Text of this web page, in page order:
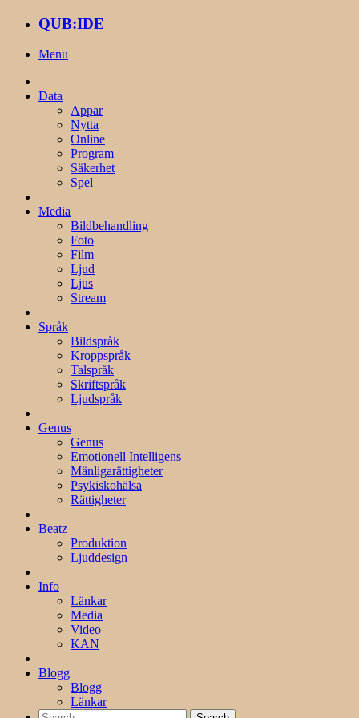
QUB:IDE
Menu
Data
Appar
Nytta
Online
Program
Säkerhet
Spel
Media
Bildbehandling
Foto
Film
Ljud
Ljus
Stream
Språk
Bildspråk
Kroppspråk
Talspråk
Skriftspråk
Ljudspråk
Genus
Genus
Emotionell Intelligens
Mänligarättigheter
Psykiskohälsa
Rättigheter
Beatz
Produktion
Ljuddesign
Info
Länkar
Media
Video
KAN
Blogg
Blogg
Länkar